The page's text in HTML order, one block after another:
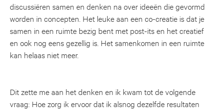
discussiëren samen en denken na over ideeën die gevormd
worden in concepten. Het leuke aan een co-creatie is dat je
samen in een ruimte bezig bent met post-its en het creatief
en ook nog eens gezellig is. Het samenkomen in een ruimte
kan helaas niet meer.
Dit zette me aan het denken en ik kwam tot de volgende
vraag: Hoe zorg ik ervoor dat ik alsnog dezelfde resultaten